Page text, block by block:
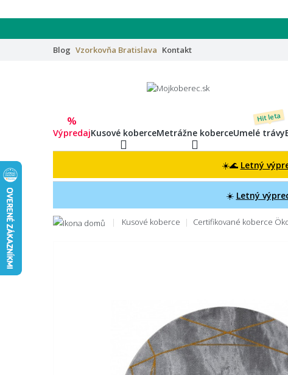
Blog Vzorkovňa Bratislava Kontakt
%
VýpredajKusové koberceMetrážne koberce
Hit leta
Umelé trávy
☀️🌊 Letný
☀️ Letný
Kusové koberce Certifikované koberce